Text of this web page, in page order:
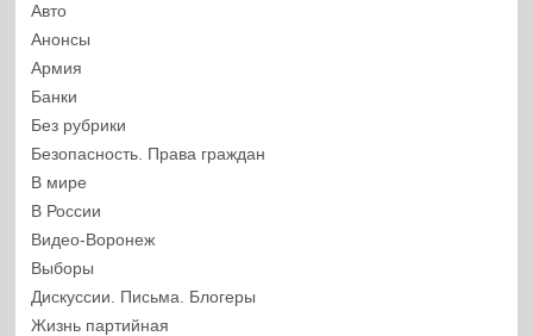
Авто
Анонсы
Армия
Банки
Без рубрики
Безопасность. Права граждан
В мире
В России
Видео-Воронеж
Выборы
Дискуссии. Письма. Блогеры
Жизнь партийная